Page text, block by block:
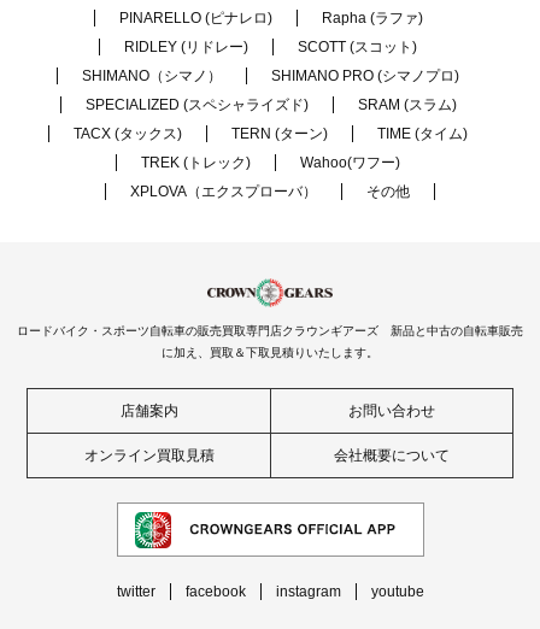
PINARELLO (ピナレロ)
Rapha (ラファ)
RIDLEY (リドレー)
SCOTT (スコット)
SHIMANO（シマノ）
SHIMANO PRO (シマノプロ)
SPECIALIZED (スペシャライズド)
SRAM (スラム)
TACX (タックス)
TERN (ターン)
TIME (タイム)
TREK (トレック)
Wahoo(ワフー)
XPLOVA（エクスプローバ）
その他
ロードバイク・スポーツ自転車の販売買取専門店クラウンギアーズ 新品と中古の自転車販売
に加え、買取＆下取見積りいたします。
店舗案内 お問い合わせ
オンライン買取見積 会社概要について
twitter facebook instagram youtube